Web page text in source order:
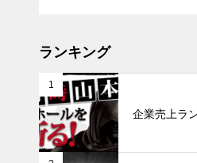
ランキング
1
企業売上ラ